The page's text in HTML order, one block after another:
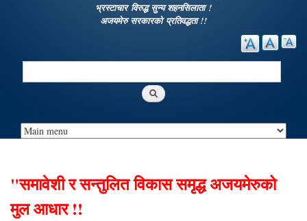
भ्रस्टाचार विरुद्ध सुन्य शहनसिलाता !
अजयमेरु सरकारको प्रतिवद्धता !!
Search
"समावेशी र सन्तुलित विकास समृद्ध अजयमेरुको
मुल आधार !!